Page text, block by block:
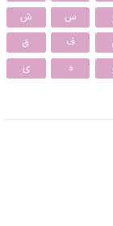
س
ش
ف
ق
ه ی